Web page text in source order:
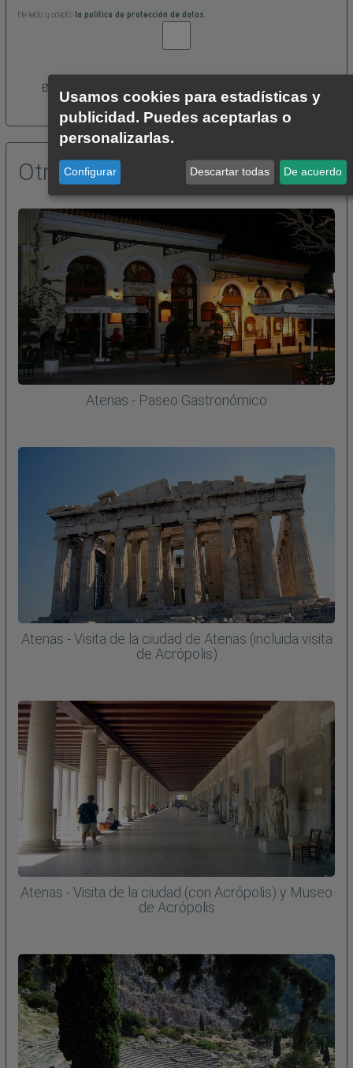
He leído y acepto la política de protección de datos.
ENVIAR CONSULTA
Otros viajes similares
Atenas - Paseo Gastronómico
Atenas - Visita de la ciudad de Atenas (incluida visita
de Acrópolis)
Atenas - Visita de la ciudad (con Acrópolis) y Museo
de Acrópolis
Usamos cookies para estadísticas y
publicidad. Puedes aceptarlas o
personalizarlas.
Configurar Descartar todas De acuerdo